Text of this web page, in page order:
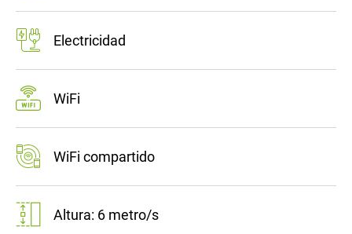
Electricidad
WiFi
WiFi compartido
Altura: 6 metro/s